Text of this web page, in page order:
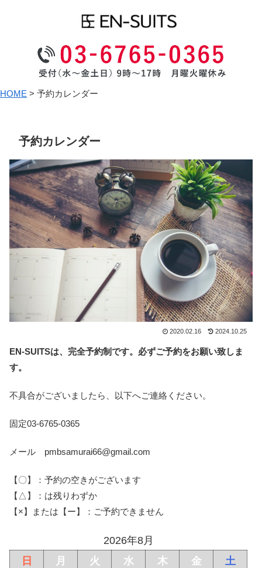
HOME > 予約カレンダー
予約カレンダー
2020.02.16 2024.10.25
EN-SUITSは、完全予約制です。必ずご予約をお願い致しま
す。
不具合がございましたら、以下へご連絡ください。
固定03-6765-0365
メール pmbsamurai66@gmail.com
【〇】：予約の空きがございます
【△】：は残りわずか
【×】または【ー】：ご予約できません
2026年8月
日
月 火 水 木 金 土